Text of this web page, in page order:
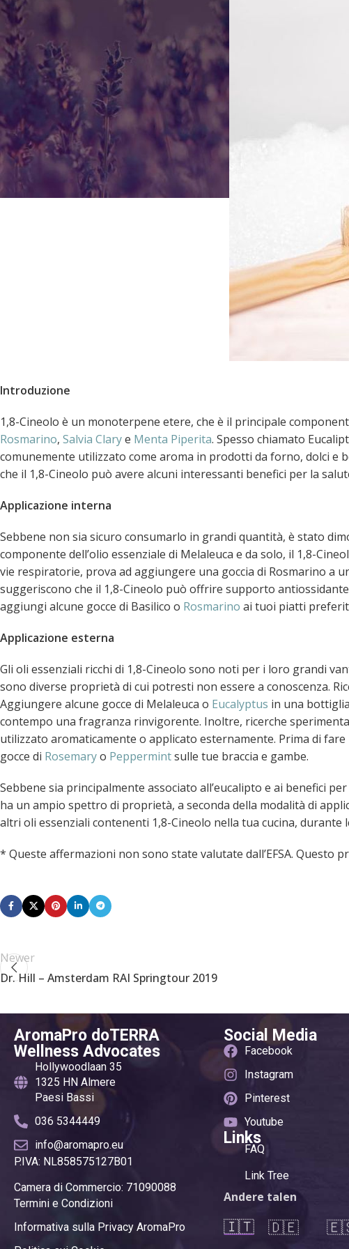
Introduzione
1,8-Cineolo è un monoterpene etere, che è il principale
Rosmarino, Salvia Clarye Menta Piperita. Spesso chiamato
comunemente utilizzato come aroma in prodotti da forno, dolci e
che il 1,8-Cineolo può avere alcuni interessanti benefici per la
Applicazione interna
Sebbene non sia sicuro consumarlo in grandi quantità, è stato
componente dell’olio essenziale di Melaleuca e da solo, il 1,8-
vie respiratorie, prova ad aggiungere una goccia di Rosmarino a
suggeriscono che il 1,8-Cineolo può offrire supporto
aggiungi alcune gocce di Basilico o Rosmarino ai tuoi piatti
Applicazione esterna
Gli oli essenziali ricchi di 1,8-Cineolo sono noti per i loro grandi
sono diverse proprietà di cui potresti non essere a conoscenza.
Aggiungere alcune gocce di Melaleuca o Eucalyptus in una
contempo una fragranza rinvigorente. Inoltre, ricerche
utilizzato aromaticamente o applicato esternamente. Prima di
gocce di Rosemaryo Peppermintsulle tue braccia e gambe.
Sebbene sia principalmente associato all’eucalipto e ai benefici
ha un ampio spettro di proprietà, a seconda della modalità di
altri oli essenziali contenenti 1,8-Cineolo nella tua cucina, durante
* Queste affermazioni non sono state valutate dall’EFSA.
Newer
Dr. Hill – Amsterdam RAI Springtour 2019
AromaPro doTERRA
Wellness Advocates
Hollywoodlaan 35
1325 HN Almere
Paesi Bassi
036 5344449
info@aromapro.eu
P.IVA: NL858575127B01
Camera di Commercio: 71090088
Termini e Condizioni
Informativa sulla Privacy AromaPro
Social Media
Facebook
Instagram
Pinterest
Youtube
Links
FAQ
Link Tree
Andere talen
🇮🇹 🇩🇪